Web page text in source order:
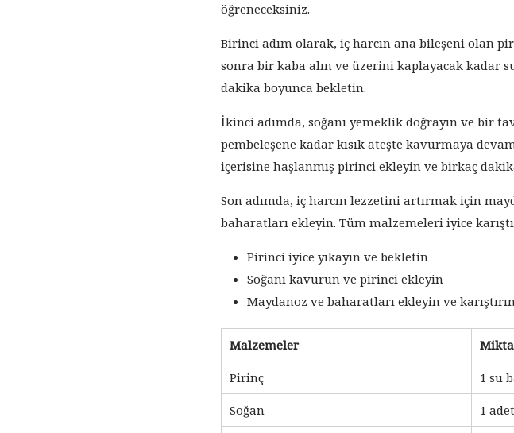
öğreneceksiniz.
Birinci adım olarak, iç harcın ana bileşeni olan
sonra bir kaba alın ve üzerini kaplayacak kadar
dakika boyunca bekletin.
İkinci adımda, soğanı yemeklik doğrayın ve bir
pembeleşene kadar kısık ateşte kavurmaya
içerisine haşlanmış pirinci ekleyin ve birkaç
Son adımda, iç harcın lezzetini artırmak için
baharatları ekleyin. Tüm malzemeleri iyice
Pirinci iyice yıkayın ve bekletin
Soğanı kavurun ve pirinci ekleyin
Maydanoz ve baharatları ekleyin ve
Malzemeler
Pirinç 1 su
Soğan 1 adet